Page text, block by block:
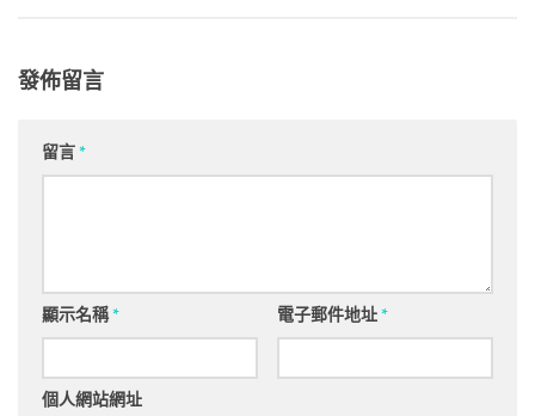
發佈留言
留言*
顯示名稱* 電子郵件地址*
個人網站網址